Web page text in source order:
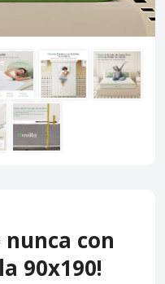
nunca con
90x190!